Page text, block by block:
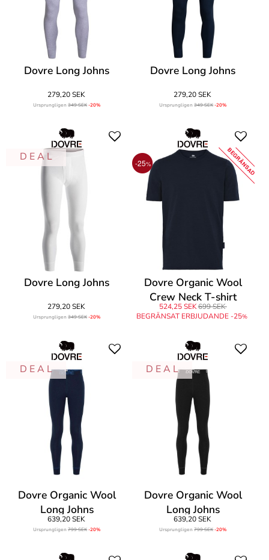
Dovre Long Johns
279,20 SEK
Ursprungligen349 SEK-20%
Dovre Long Johns
279,20 SEK
Ursprungligen349 SEK-20%
D E A L
Dovre Long Johns
279,20 SEK
Ursprungligen349 SEK-20%
-25% BEGRÄNSAD
Dovre Organic Wool
Crew Neck T-shirt
524,25 SEK699 SEK
BEGRÄNSAT ERBJUDANDE -25%
D E A L
Dovre Organic Wool
Long Johns
639,20 SEK
Ursprungligen799 SEK-20%
D E A L
Dovre Organic Wool
Long Johns
639,20 SEK
Ursprungligen799 SEK-20%